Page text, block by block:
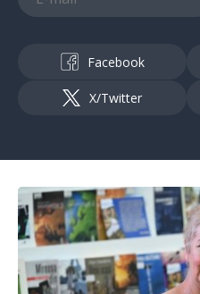
Facebook
X/Twitter